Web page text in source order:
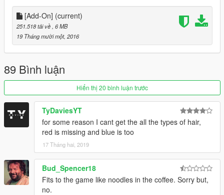
Thanks!
Join the Q13 Modding Society!:
http://bit.ly/2dk0ak5
[Add-On] (current)
251.518 tải về , 6 MB
19 Tháng mười một, 2016
89 Bình luận
Hiển thị 20 bình luận trước
TyDaviesYT
for some reason I cant get the all the types of hair,
red is missing and blue is too
17 Tháng hai, 2019
Bud_Spencer18
Fits to the game like noodles in the coffee. Sorry but,
no.